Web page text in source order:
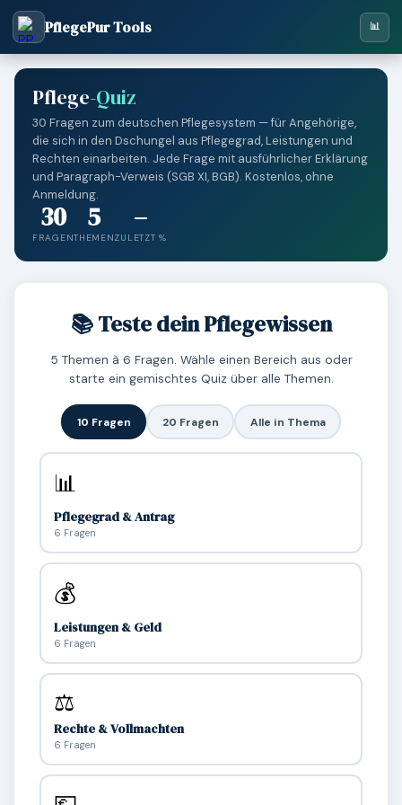
PflegePur Tools 📊
Pflege-Quiz
30 Fragen zum deutschen Pflegesystem — für Angehörige,
die sich in den Dschungel aus Pflegegrad, Leistungen und
Rechten einarbeiten. Jede Frage mit ausführlicher Erklärung
und Paragraph-Verweis (SGB XI, BGB). Kostenlos, ohne
Anmeldung.
30
FRAGEN
5
THEMEN
–
ZULETZT %
📚 Teste dein Pflegewissen
5 Themen à 6 Fragen. Wähle einen Bereich aus oder
starte ein gemischtes Quiz über alle Themen.
10 Fragen 20 Fragen Alle in Thema
📊
Pflegegrad & Antrag
6 Fragen
💰
Leistungen & Geld
6 Fragen
⚖️
Rechte & Vollmachten
6 Fragen